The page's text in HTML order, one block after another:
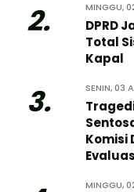
2. MINGGU,
DPRD
Total
Kapal
3. SENIN, 03
Komisi
MINGGU,